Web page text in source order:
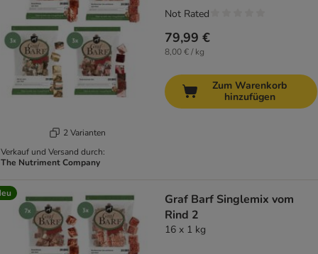
2 Varianten
Verkauf und Versand durch:
The Nutriment Company
79,99 €
8,00 € / kg
Not Rated
Zum Warenkorb
hinzufügen
Graf Barf Singlemix vom
Rind 2
16 x 1 kg